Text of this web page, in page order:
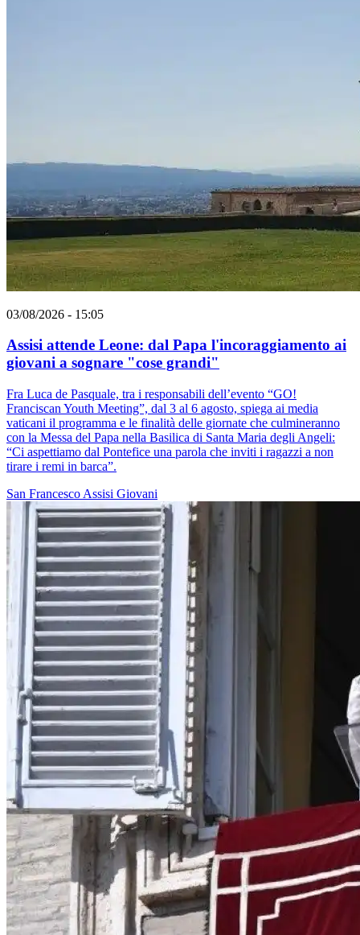
03/08/2026 - 15:05
Assisi attende Leone: dal Papa l'incoraggiamento ai
giovani a sognare "cose grandi"
Fra Luca de Pasquale, tra i responsabili dell’evento “GO!
Franciscan Youth Meeting”, dal 3 al 6 agosto, spiega ai media
vaticani il programma e le finalità delle giornate che culmineranno
con la Messa del Papa nella Basilica di Santa Maria degli Angeli:
“Ci aspettiamo dal Pontefice una parola che inviti i ragazzi a non
tirare i remi in barca”.
San Francesco Assisi Giovani